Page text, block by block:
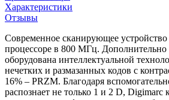
Характеристики
Отзывы
Современное сканирующее устройство
процессоре в 800 МГц. Дополнительно
оборудована интеллектуальной
нечетких и размазанных кодов с
16% – PRZM. Благодаря
распознает не только 1 и 2 D, Digimarc